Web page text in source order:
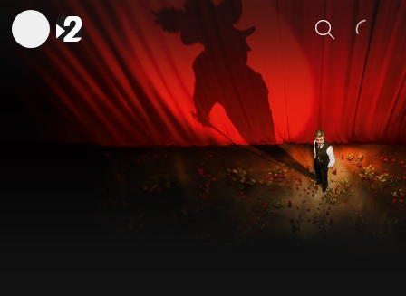
Sök